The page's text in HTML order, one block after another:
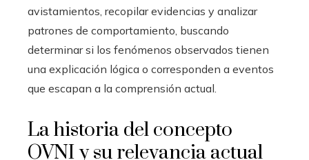
avistamientos, recopilar evidencias y analizar
patrones de comportamiento, buscando
determinar si los fenómenos observados tienen
una explicación lógica o corresponden a eventos
que escapan a la comprensión actual.
La historia del concepto
OVNI y su relevancia actual